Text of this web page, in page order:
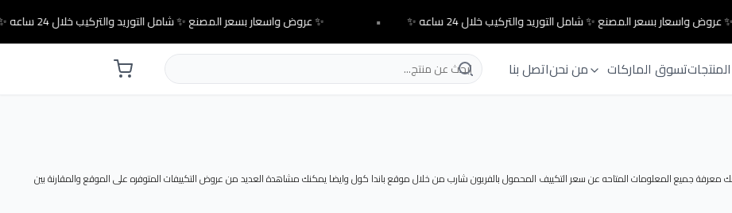
✨ عروض واسعار بسعر المصنع ✨ شامل التوريد والتركيب خلال 24 ساعه ✨ ✨ عروض واسعار بسعر المصنع ✨ شامل التوريد والتركيب خلال 24 ساعه ✨ •
تسوق الماركات من نحناتصل بنا
جميع المعلومات المتاحه عن سعر التكييف المحمول بالفريون شارب من خلال موقع باندا كول وايضا يمكنك مشاهدة العديد من عروض التكييفات المتوفره على الموقع والمقارنة بين